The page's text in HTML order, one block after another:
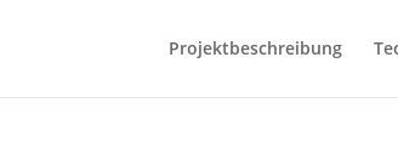
Projektbeschreibung